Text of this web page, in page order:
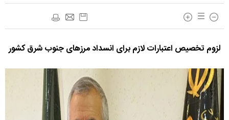
لزوم تخصیص اعتبارات لازم برای انسداد مرزهای جنوب شرق کشور